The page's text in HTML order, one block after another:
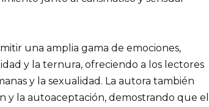
una amplia gama de emociones,
y la ternura, ofreciendo a los lectores
y la sexualidad. La autora también
y la autoaceptación, demostrando que el